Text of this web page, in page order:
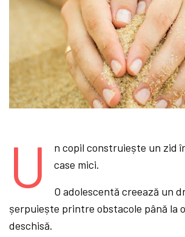
U
n copil construiește un zid
case mici.
O adolescentă creează un
șerpuiește printre obstacole până la
deschisă.